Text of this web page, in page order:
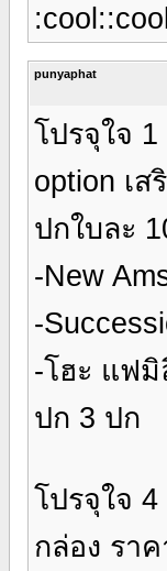
punyaphat
โปรจุใจ
option เส
ปกใบละ
-New
-
-โฮะ แฟมิ
ปก 3 ปก
โปรจุใจ
กล่อง รา